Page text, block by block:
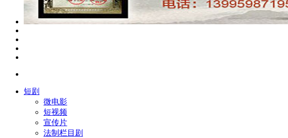
短剧
微电影
短视频
宣传片
法制栏目剧